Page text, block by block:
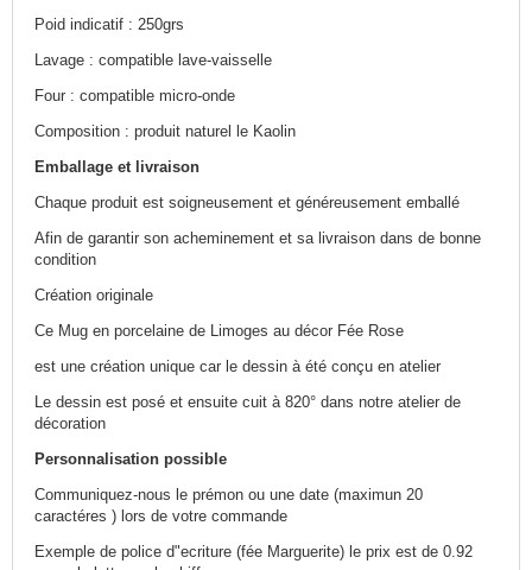
Poid indicatif : 250grs
Lavage : compatible lave-vaisselle
Four : compatible micro-onde
Composition : produit naturel le Kaolin
Emballage et livraison
Chaque produit est soigneusement et généreusement emballé
Afin de garantir son acheminement et sa livraison dans de bonne
condition
Création originale
Ce Mug en porcelaine de Limoges au décor Fée Rose
est une création unique car le dessin à été conçu en atelier
Le dessin est posé et ensuite cuit à 820° dans notre atelier de
décoration
Personnalisation possible
Communiquez-nous le prémon ou une date (maximun 20
caractéres ) lors de votre commande
Exemple de police d"ecriture (fée Marguerite) le prix est de 0.92